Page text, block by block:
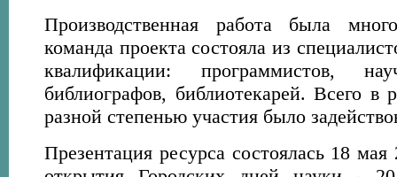
Производственная работа была
команда проекта состояла из
квалификации: программистов,
библиографов, библиотекарей. Всего в
разной степенью участия было
Презентация ресурса состоялась 18